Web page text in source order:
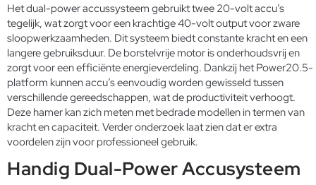
Het dual-power accussysteem gebruikt twee 20-volt accu’s
tegelijk, wat zorgt voor een krachtige 40-volt output voor zware
sloopwerkzaamheden. Dit systeem biedt constante kracht en een
langere gebruiksduur. De borstelvrije motor is onderhoudsvrij en
zorgt voor een efficiënte energieverdeling. Dankzij het Power20.5-
platform kunnen accu’s eenvoudig worden gewisseld tussen
verschillende gereedschappen, wat de productiviteit verhoogt.
Deze hamer kan zich meten met bedrade modellen in termen van
kracht en capaciteit. Verder onderzoek laat zien dat er extra
voordelen zijn voor professioneel gebruik.
Handig Dual-Power Accusysteem